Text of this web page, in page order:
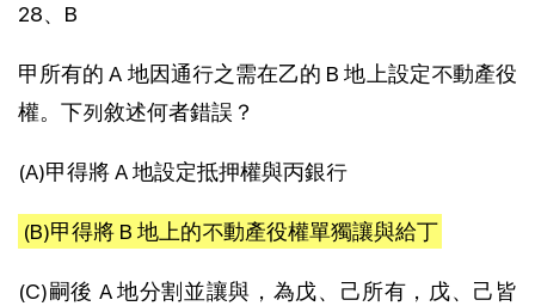
28、B
甲所有的 A 地因通行之需在乙的 B 地上設定不動產役
權。下列敘述何者錯誤？
(A)甲得將 A 地設定抵押權與丙銀行
(B)甲得將 B 地上的不動產役權單獨讓與給丁
(C)嗣後 A 地分割並讓與，為戊、己所有，戊、己皆